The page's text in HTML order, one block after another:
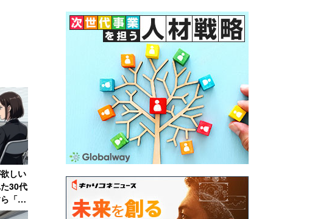
しい
30代
「電
った